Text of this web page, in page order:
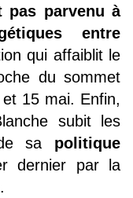
pas parvenu à
entre
qui affaiblit le
du sommet
15 mai. Enfin,
subit les
sa politique
dernier par la